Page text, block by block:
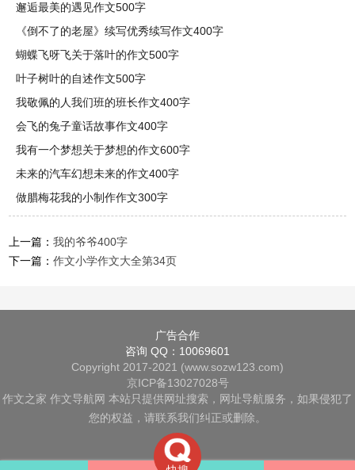
邂逅最美的遇见作文500字
《倒不了的老屋》续写优秀续写作文400字
蝴蝶飞呀飞关于落叶的作文500字
叶子树叶的自述作文500字
我敬佩的人我们班的班长作文400字
会飞的兔子童话故事作文400字
我有一个梦想关于梦想的作文600字
未来的汽车幻想未来的作文400字
做腊梅花我的小制作作文300字
上一篇：我的爷爷400字
下一篇：作文小学作文大全第34页
广告合作
咨询 QQ：10069601
Copyright 2017-2021 (www.sozw123.com)
京ICP备13027028号
作文之家 作文导航网 本站只提供网址搜索，网址导航服务，如果侵犯了
您的权益，请联系我们纠正或删除。